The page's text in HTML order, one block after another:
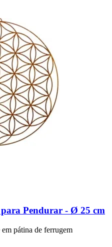
Pendurar -​ Ø 25 cm
pátina de ferrugem